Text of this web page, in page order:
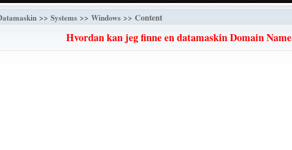
>> Systems >> Windows >> Content
Hvordan kan jeg finne en datamaskin Domain Name